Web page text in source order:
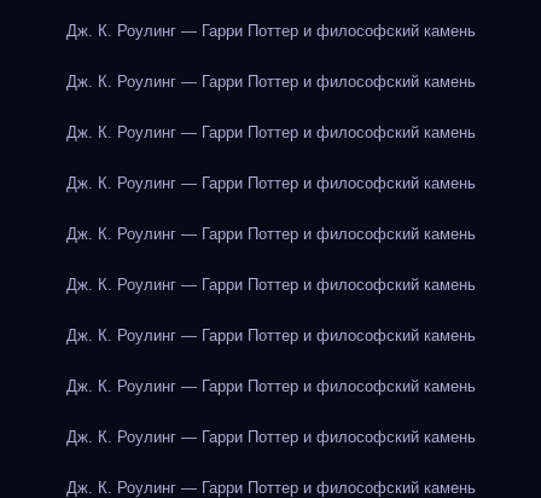
Дж. К. Роулинг — Гарри Поттер и философский камень
Дж. К. Роулинг — Гарри Поттер и философский камень
Дж. К. Роулинг — Гарри Поттер и философский камень
Дж. К. Роулинг — Гарри Поттер и философский камень
Дж. К. Роулинг — Гарри Поттер и философский камень
Дж. К. Роулинг — Гарри Поттер и философский камень
Дж. К. Роулинг — Гарри Поттер и философский камень
Дж. К. Роулинг — Гарри Поттер и философский камень
Дж. К. Роулинг — Гарри Поттер и философский камень
Дж. К. Роулинг — Гарри Поттер и философский камень